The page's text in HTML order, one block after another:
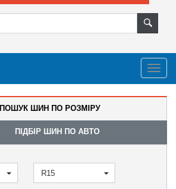
ПОШУК ШИН ПО РОЗМІРУ
ПІДБІР ШИН ПО АВТО
R15